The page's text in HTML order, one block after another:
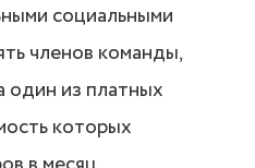
социальными
членов команды,
один из платных
которых